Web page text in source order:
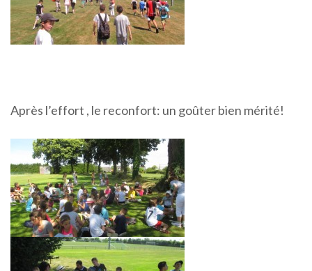
Après l’effort , le reconfort: un goûter bien mérité!